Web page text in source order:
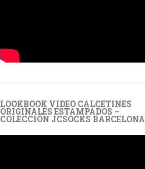
LOOKBOOK VIDEO CALCETINES
ORIGINALES ESTAMPADOS –
COLECCIÓN JCSOCKS BARCELONA